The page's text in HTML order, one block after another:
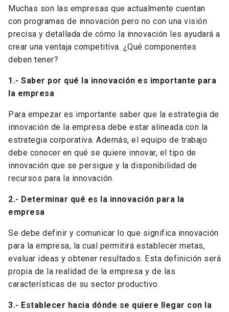
Muchas son las empresas que actualmente cuentan
con programas de innovación pero no con una visión
precisa y detallada de cómo la innovación les ayudará a
crear una ventaja competitiva. ¿Qué componentes
deben tener?
1.- Saber por qué la innovación es importante para
la empresa
Para empezar es importante saber que la estrategia de
innovación de la empresa debe estar alineada con la
estrategia corporativa. Además, el equipo de trabajo
debe conocer en qué se quiere innovar, el tipo de
innovación que se persigue y la disponibilidad de
recursos para la innovación.
2.- Determinar qué es la innovación para la
empresa
Se debe definir y comunicar lo que significa innovación
para la empresa, la cual permitirá establecer metas,
evaluar ideas y obtener resultados. Esta definición será
propia de la realidad de la empresa y de las
características de su sector productivo.
3.- Establecer hacia dónde se quiere llegar con la